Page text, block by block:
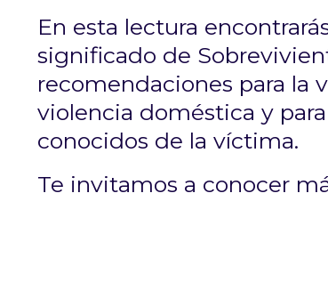
En esta lectura
significado de
recomendaciones para la
violencia doméstica y
conocidos de la víctima.
Te invitamos a conocer